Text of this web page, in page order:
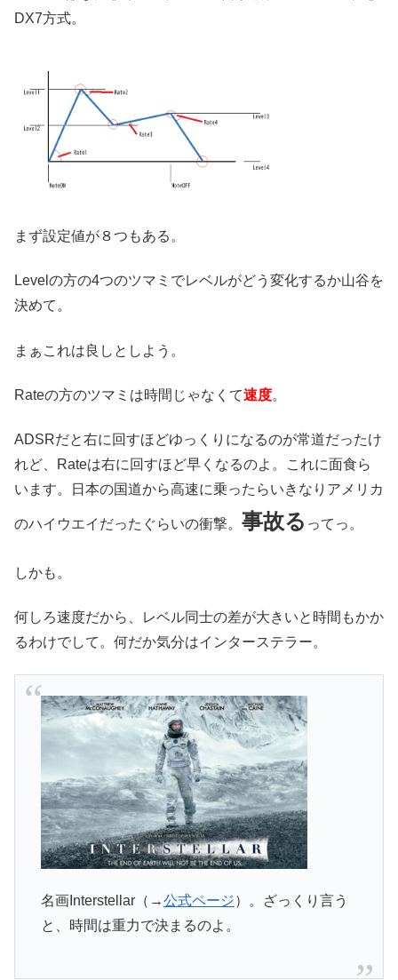
DX7方式。
まず設定値が８つもある。
Levelの方の4つのツマミでレベルがどう変化するか山谷を
決めて。
まぁこれは良しとしよう。
Rateの方のツマミは時間じゃなくて速度。
ADSRだと右に回すほどゆっくりになるのが常道だったけ
れど、Rateは右に回すほど早くなるのよ。これに面食ら
います。日本の国道から高速に乗ったらいきなりアメリカ
のハイウエイだったぐらいの衝撃。 事故る ってっ。
しかも。
何しろ速度だから、レベル同士の差が大きいと時間もかか
るわけでして。何だか気分はインターステラー。
名画Interstellar（→公式ページ）。ざっくり言う
と、時間は重力で決まるのよ。